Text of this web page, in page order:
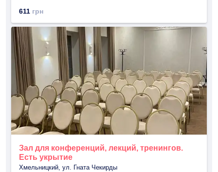
611 грн
Зал для конференций, лекций, тренингов.
Есть укрытие
Хмельницкий, ул. Гната Чекирды